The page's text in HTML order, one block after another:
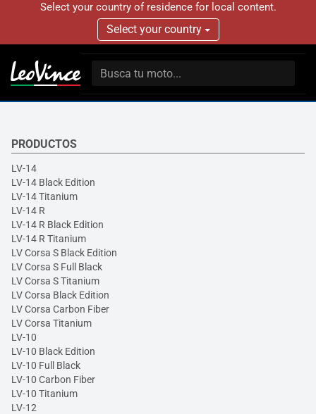
Select your country of residence for local content.
Select your country
PRODUCTOS
LV-14
LV-14 Black Edition
LV-14 Titanium
LV-14 R
LV-14 R Black Edition
LV-14 R Titanium
LV Corsa S Black Edition
LV Corsa S Full Black
LV Corsa S Titanium
LV Corsa Black Edition
LV Corsa Carbon Fiber
LV Corsa Titanium
LV-10
LV-10 Black Edition
LV-10 Full Black
LV-10 Carbon Fiber
LV-10 Titanium
LV-12